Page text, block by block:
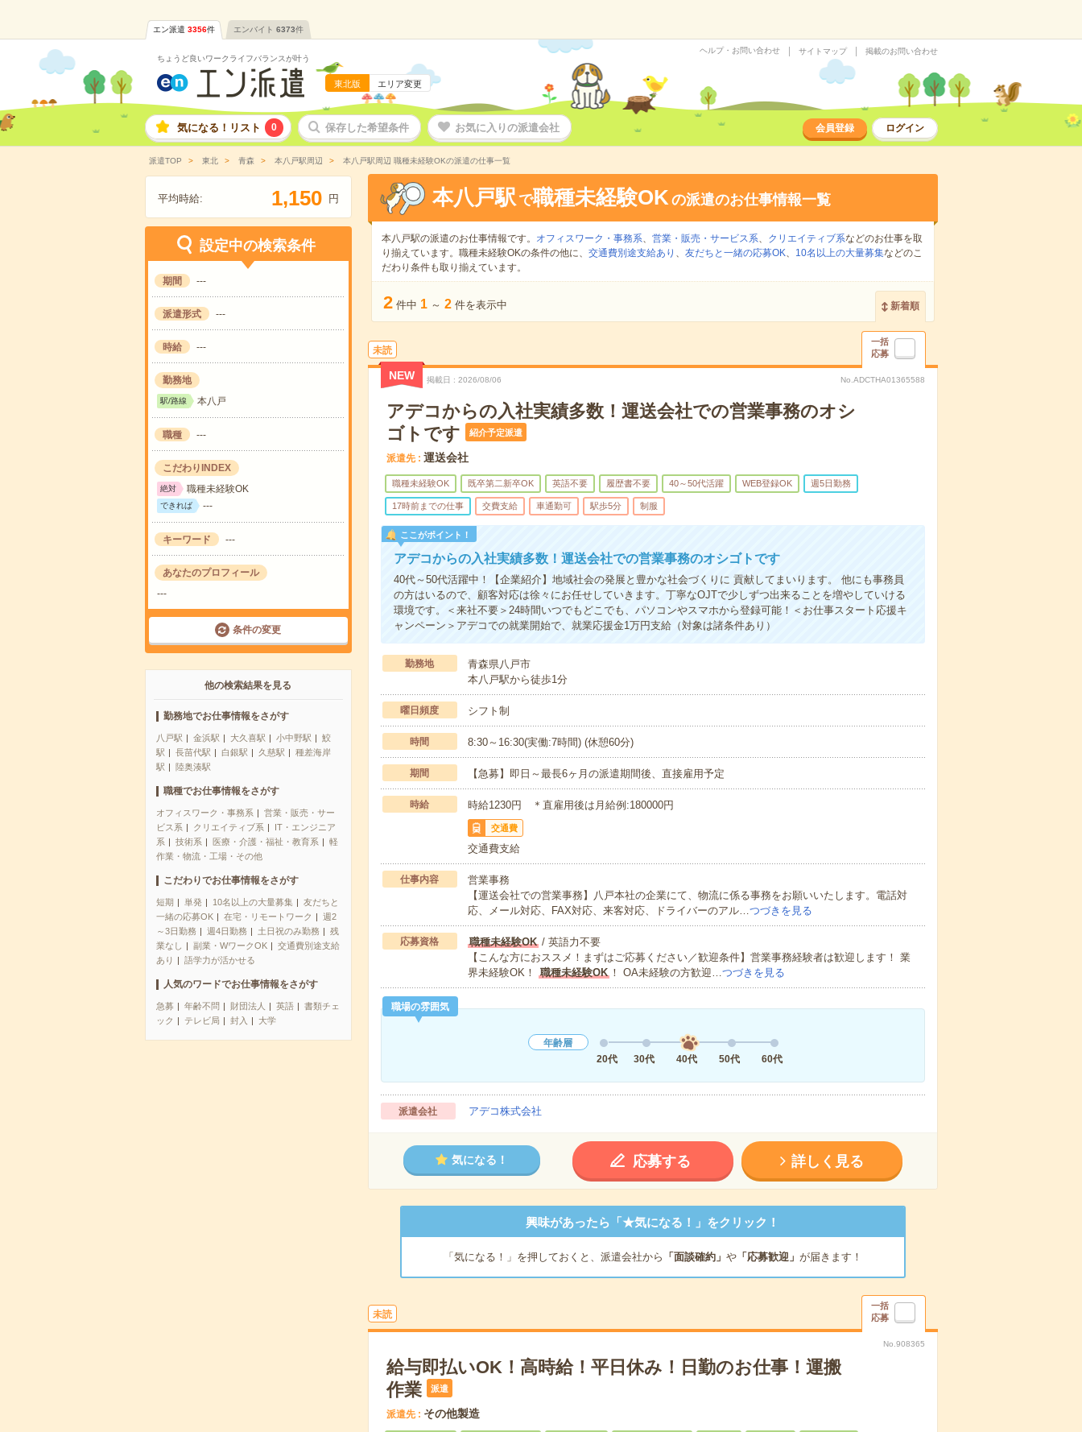
エン派遣 3356件 エンバイト 6373件
ちょうど良いワークライフバランスが叶う
東北版 エリア変更
ヘルプ・お問い合わせ サイトマップ 掲載のお問い合わせ
気になる！リスト 0 保存した希望条件 お気に入りの派遣会社 会員登録 ログイン
派遣TOP 東北 青森 本八戸駅周辺 本八戸駅周辺 職種未経験OKの派遣の仕事一覧
平均時給: 1,150 円
設定中の検索条件
期間 ---
派遣形式 ---
時給 ---
勤務地
駅/路線 本八戸
職種 ---
こだわりINDEX
絶対 職種未経験OK
できれば ---
キーワード ---
あなたのプロフィール
---
条件の変更
他の検索結果を見る
勤務地でお仕事情報をさがす
八戸駅 金浜駅 大久喜駅 小中野駅
鮫
駅
長苗代駅 白銀駅 久慈駅
種差海岸
駅
陸奥湊駅
職種でお仕事情報をさがす
オフィスワーク・事務系
営業・販売・サー
ビス系
クリエイティブ系
IT・エンジニア
系
技術系 医療・介護・福祉・教育系
軽
作業・物流・工場・その他
こだわりでお仕事情報をさがす
短期 単発 10名以上の大量募集
友だちと
一緒の応募OK
在宅・リモートワーク
週2
～3日勤務
週4日勤務 土日祝のみ勤務
残
業なし
副業・WワークOK
交通費別途支給
あり
語学力が活かせる
人気のワードでお仕事情報をさがす
急募 年齢不問 財団法人 英語
書類チェ
ック
テレビ局 封入 大学
本八戸駅 で職種未経験OKの派遣のお仕事情報一覧
本八戸駅の派遣のお仕事情報です。 オフィスワーク・事務系、 営業・販売・サービス系、 クリエイティブ系などのお仕事を取
り揃えています。職種未経験OKの条件の他に、 交通費別途支給あり 、 友だちと一緒の応募OK、 10名以上の大量募集などのこ
だわり条件も取り揃えています。
2 件中 1 ～ 2 件を表示中 新着順
未読
一括
応募
NEW 掲載日 2026/08/06 No.ADCTHA01365588
アデコからの入社実績多数！運送会社での営業事務のオシ
ゴトです
紹介予定派遣
派遣先 運送会社
職種未経験OK 既卒第二新卒OK 英語不要 履歴書不要 40～50代活躍 WEB登録OK 週5日勤務
17時前までの仕事 交費支給 車通勤可 駅歩5分 制服
ここがポイント！
アデコからの入社実績多数！運送会社での営業事務のオシゴトです
40代～50代活躍中！【企業紹介】地域社会の発展と豊かな社会づくりに 貢献してまいります。 他にも事務員
の方はいるので、顧客対応は徐々にお任せしていきます。丁寧なOJTで少しずつ出来ることを増やしていける
環境です。＜来社不要＞24時間いつでもどこでも、パソコンやスマホから登録可能！＜お仕事スタート応援キ
ャンペーン＞アデコでの就業開始で、就業応援金1万円支給（対象は諸条件あり）
勤務地
青森県八戸市
本八戸駅から徒歩1分
曜日頻度 シフト制
時間 8:30～16:30(実働:7時間) (休憩60分)
期間 【急募】即日～最長6ヶ月の派遣期間後、直接雇用予定
時給 時給1230円 ＊直雇用後は月給例:180000円
交通費
交通費支給
仕事内容
営業事務
【運送会社での営業事務】八戸本社の企業にて、物流に係る事務をお願いいたします。電話対
応、メール対応、FAX対応、来客対応、ドライバーのアル…つづきを見る
応募資格 職種未経験OK/ 英語力不要
【こんな方におススメ！まずはご応募ください／歓迎条件】営業事務経験者は歓迎します！ 業
界未経験OK！
職種未経験OK！ OA未経験の方歓迎…つづきを見る
職場の雰囲気
年齢層
20代
30代 40代 50代 60代
派遣会社 アデコ株式会社
気になる！ 応募する 詳しく見る
興味があったら「★気になる！」をクリック！
「気になる！」を押しておくと、派遣会社から 「面談確約」 や「応募歓迎」 が届きます！
未読
一括
応募
No.908365
給与即払いOK！高時給！平日休み！日勤のお仕事！運搬
作業
派遣
派遣先 その他製造